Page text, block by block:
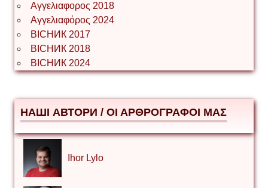
Αγγελιαφορος 2018
Αγγελιαφόρος 2024
ВІСНИК 2017
ВІСНИК 2018
ВІСНИК 2024
НАШІ АВТОРИ / ΟΙ ΑΡΘΡΟΓΡΑΦΟΙ ΜΑΣ
Ihor Lylo